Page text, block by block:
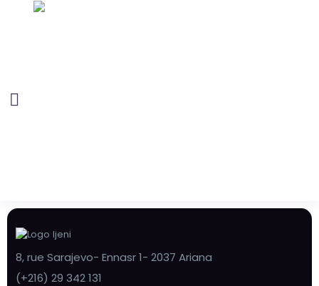
8, rue Sarajevo- Ennasr 1- 2037 Ariana
(+216) 29 342 131